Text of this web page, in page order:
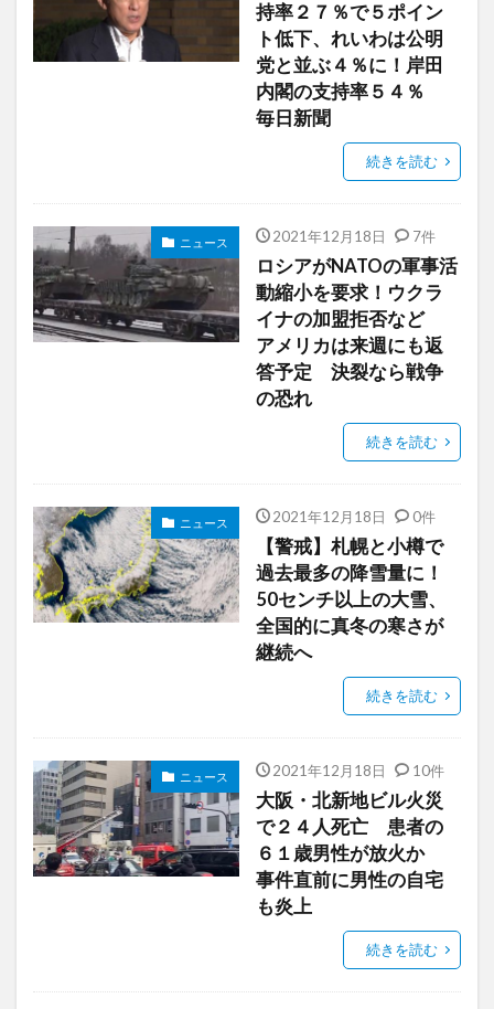
持率２７％で５ポイン
ト低下、れいわは公明
党と並ぶ４％に！岸田
内閣の支持率５４％
毎日新聞
続きを読む
ニュース 2021年12月18日 7件
ロシアがNATOの軍事活
動縮小を要求！ウクラ
イナの加盟拒否など
アメリカは来週にも返
答予定 決裂なら戦争
の恐れ
続きを読む
ニュース 2021年12月18日 0件
【警戒】札幌と小樽で
過去最多の降雪量に！
50センチ以上の大雪、
全国的に真冬の寒さが
継続へ
続きを読む
ニュース 2021年12月18日 10件
大阪・北新地ビル火災
で２４人死亡 患者の
６１歳男性が放火か
事件直前に男性の自宅
も炎上
続きを読む